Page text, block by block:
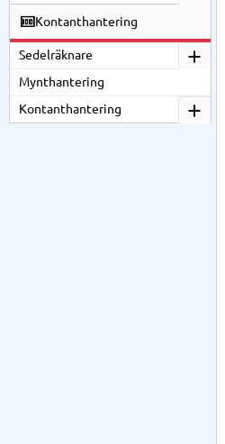
Kontanthantering
Sedelräknare
Mynthantering
Kontanthantering